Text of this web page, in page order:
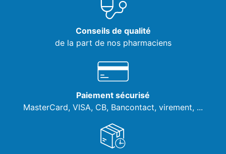
Conseils de qualité
de la part de nos pharmaciens
Paiement sécurisé
MasterCard, VISA, CB, Bancontact, virement, ...